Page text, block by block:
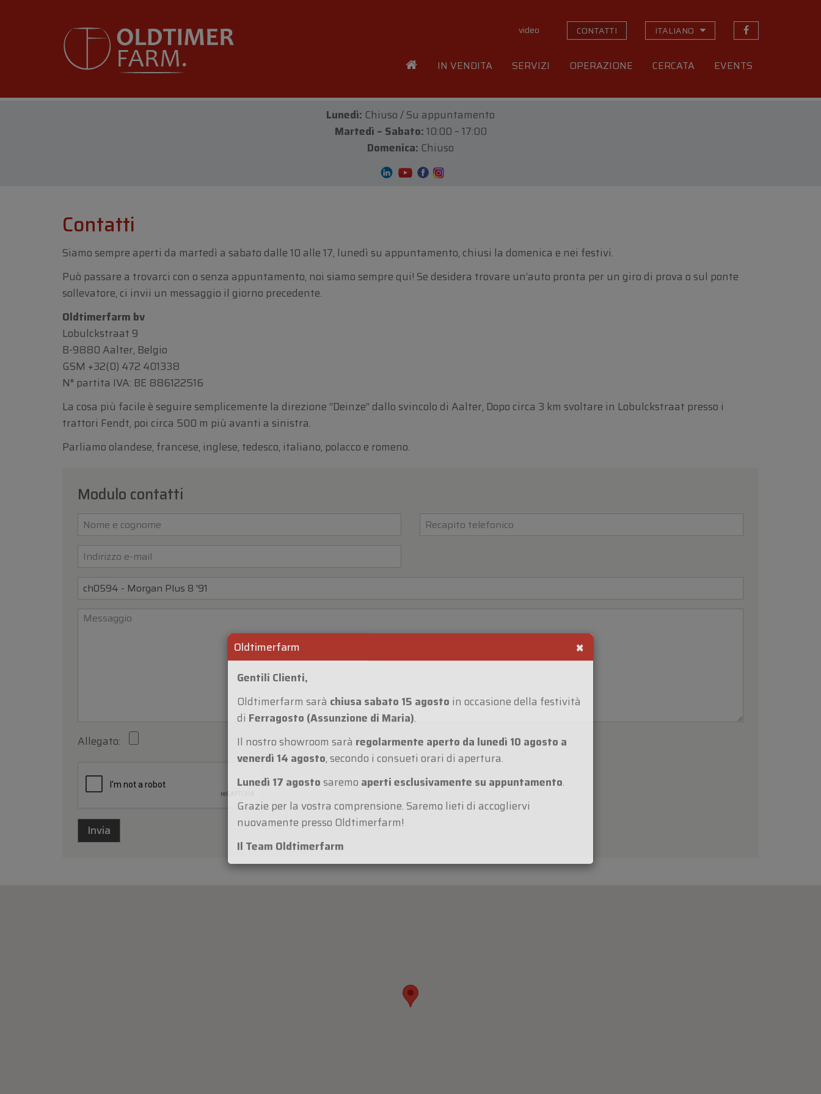
video CONTATTI ITALIANO
IN VENDITA SERVIZI OPERAZIONE CERCATA EVENTS
Lunedì: Chiuso / Su appuntamento
Martedì – Sabato:10:00 – 17:00
Domenica: Chiuso
Contatti
Siamo sempre aperti da martedì a sabato dalle 10 alle 17, lunedì su appuntamento, chiusi la domenica e nei festivi.
Può passare a trovarci con o senza appuntamento, noi siamo sempre qui! Se desidera trovare un’auto pronta per un giro di prova o sul ponte
sollevatore, ci invii un messaggio il giorno precedente.
Oldtimerfarm bv
Lobulckstraat 9
B-9880 Aalter, Belgio
GSM +32(0) 472 401338
N° partita IVA: BE 886122516
La cosa più facile è seguire semplicemente la direzione “Deinze” dallo svincolo di Aalter, Dopo circa 3 km svoltare in Lobulckstraat presso i
trattori Fendt, poi circa 500 m più avanti a sinistra.
Parliamo olandese, francese, inglese, tedesco, italiano, polacco e romeno.
Modulo contatti
Allegato:
Oldtimerfarm
Gentili Clienti,
Oldtimerfarm saràchiusa sabato 15 agosto
diFerragosto (Assunzione di Maria).
Il nostro showroom saràregolarmente aperto da lunedì 10 agosto a
venerdì 14 agosto, secondo i consueti orari di apertura.
Lunedì 17 agostosaremoaperti esclusivamente su appuntamento
Grazie per la vostra comprensione. Saremo lieti di accogliervi
nuovamente presso Oldtimerfarm!
Il Team Oldtimerfarm